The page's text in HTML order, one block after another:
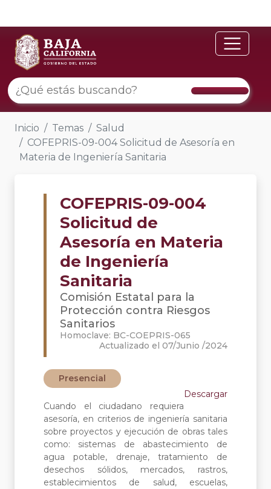
Inicio Temas
Salud
COFEPRIS-09-004 Solicitud de Asesoría en
Materia de Ingeniería Sanitaria
COFEPRIS-09-004
Solicitud de
Asesoría en Materia
de Ingeniería
Sanitaria
Comisión Estatal para la
Protección contra Riesgos
Sanitarios
Homoclave: BC-COEPRIS-065
Actualizado el 07/Junio /2024
Presencial
Descargar
Cuando el ciudadano requiera
asesoría, en criterios de ingeniería sanitaria
sobre proyectos y ejecución de obras tales
como: sistemas de abastecimiento de
agua potable, drenaje, tratamiento de
desechos sólidos, mercados, rastros,
establecimientos de salud, escuelas,